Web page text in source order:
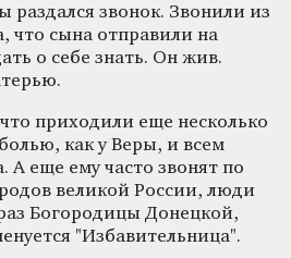
раздался звонок. Звонили из
что сына отправили на
о себе знать. Он жив.
приходили еще несколько
как у Веры, и всем
А еще ему часто звонят по
великой России, люди
Богородицы Донецкой,
"Избавительница".